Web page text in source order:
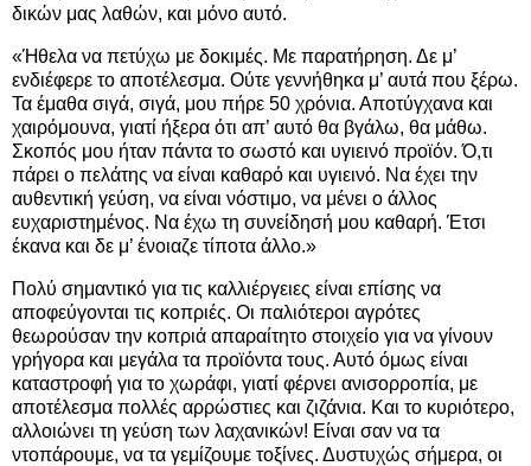
δικών μας λαθών, και μόνο αυτό.
«Ήθελα να πετύχω με δοκιμές. Με παρατήρηση. Δε μ’
ενδιέφερε το αποτέλεσμα. Ούτε γεννήθηκα μ’ αυτά που ξέρω.
Τα έμαθα σιγά, σιγά, μου πήρε 50 χρόνια. Αποτύγχανα και
χαιρόμουνα, γιατί ήξερα ότι απ’ αυτό θα βγάλω, θα μάθω.
Σκοπός μου ήταν πάντα το σωστό και υγιεινό προϊόν. Ό,τι
πάρει ο πελάτης να είναι καθαρό και υγιεινό. Να έχει την
αυθεντική γεύση, να είναι νόστιμο, να μένει ο άλλος
ευχαριστημένος. Να έχω τη συνείδησή μου καθαρή. Έτσι
έκανα και δε μ’ ένοιαζε τίποτα άλλο.»
Πολύ σημαντικό για τις καλλιέργειες είναι επίσης να
αποφεύγονται τις κοπριές. Οι παλιότεροι αγρότες
θεωρούσαν την κοπριά απαραίτητο στοιχείο για να γίνουν
γρήγορα και μεγάλα τα προϊόντα τους. Αυτό όμως είναι
καταστροφή για το χωράφι, γιατί φέρνει ανισορροπία, με
αποτέλεσμα πολλές αρρώστιες και ζιζάνια. Και το κυριότερο,
αλλοιώνει τη γεύση των λαχανικών! Είναι σαν να τα
ντοπάρουμε, να τα γεμίζουμε τοξίνες. Δυστυχώς σήμερα, οι